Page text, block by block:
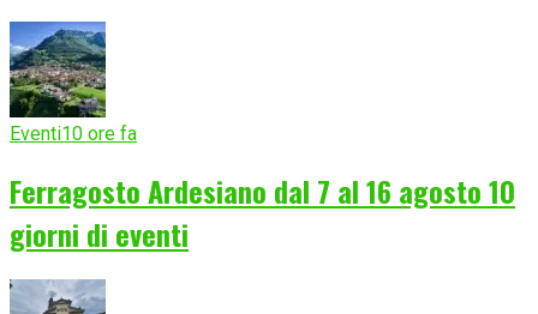
Eventi10 ore fa
Ferragosto Ardesiano dal 7 al 16 agosto 10
giorni di eventi